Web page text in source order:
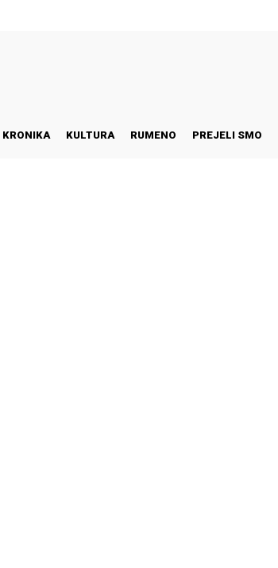
KRONIKA KULTURA RUMENO PREJELI SMO